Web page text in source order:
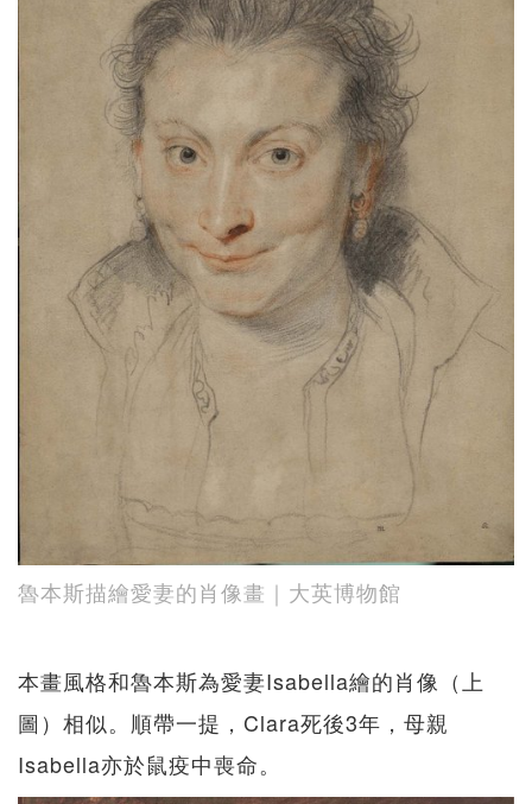
魯本斯描繪愛妻的肖像畫｜大英博物館
本畫風格和魯本斯為愛妻Isabella繪的肖像（上
圖）相似。順帶一提，Clara死後3年，母親
Isabella亦於鼠疫中喪命。